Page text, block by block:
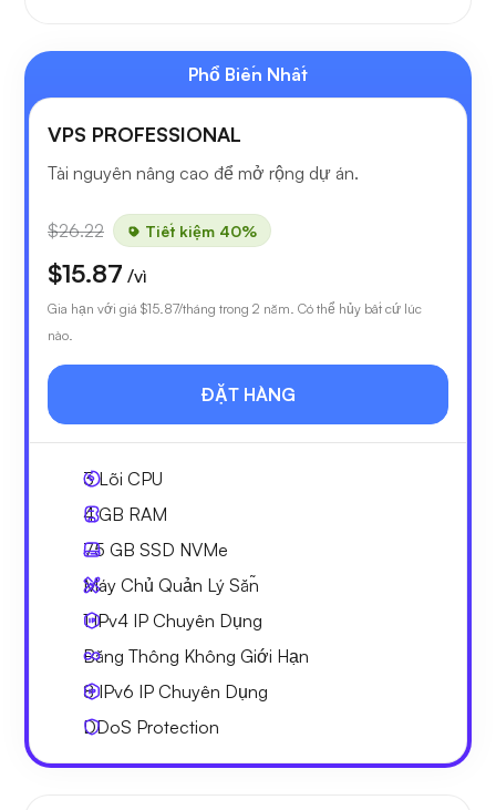
Phổ Biến Nhất
VPS PROFESSIONAL
Tài nguyên nâng cao để mở rộng dự án.
$26.22 Tiết kiệm 40%
$15.87 /vì
Gia hạn với giá $15.87/tháng trong 2 năm. Có thể hủy bất cứ lúc
nào.
ĐẶT HÀNG
3Lõi CPU
4 GB RAM
75 GB SSD NVMe
Máy Chủ Quản Lý Sẵn
1 IPv4 IP Chuyên Dụng
Băng Thông Không Giới Hạn
8 IPv6 IP Chuyên Dụng
DDoS Protection